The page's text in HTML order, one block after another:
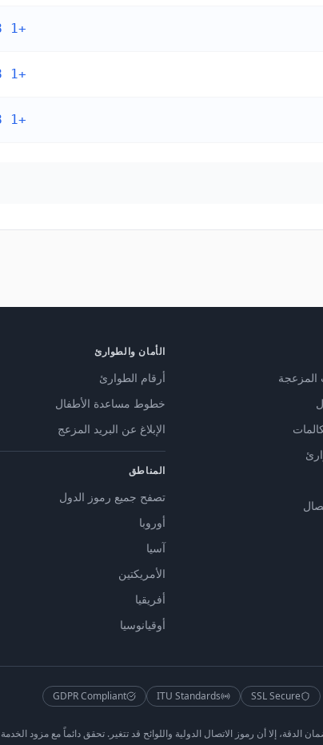
+1 268
+1 268
+1 268
الأمان والطوارئ
أرقام الطوارئ
خطوط مساعدة الأطفال
الإبلاغ عن البريد المزعج
المناطق
تصفح جميع رموز الدول
أوروبا
آسيا
الأمريكتين
أفريقيا
أوقيانوسيا
SSL Secure
ITU Standards
GDPR Compliant
إلا أن رموز الاتصال الدولية واللوائح قد تتغير. تحقق دائماً مع مزود الخدمة